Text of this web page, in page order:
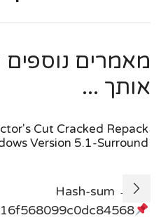
מאמרים נוספים
אותך ...
Cut Cracked Repack
Version 5.1-Surround
Hash-sum →